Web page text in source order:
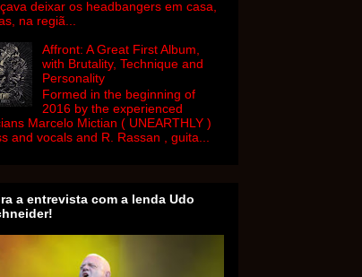
deixar os headbangers em casa,
na regiã...
Affront: A Great First Album,
with Brutality, Technique and
Personality
Formed in the beginning of
2016 by the experienced
Marcelo Mictian ( UNEARTHLY )
and vocals and R. Rassan , guita...
a entrevista com a lenda Udo